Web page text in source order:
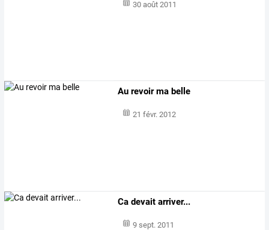
30 août 2011
Au revoir ma belle
21 févr. 2012
Ca devait arriver...
9 sept. 2011